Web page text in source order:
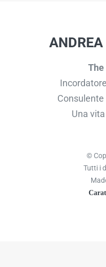
The
Consulente
Una
©
Tutti i